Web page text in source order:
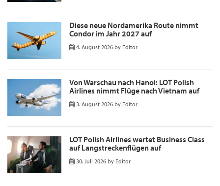
Diese neue Nordamerika Route nimmt
Condor im Jahr 2027 auf
4. August 2026 by Editor
Von Warschau nach Hanoi: LOT Polish
Airlines nimmt Flüge nach Vietnam auf
3. August 2026 by Editor
LOT Polish Airlines wertet Business Class
auf Langstreckenflügen auf
30. Juli 2026 by Editor